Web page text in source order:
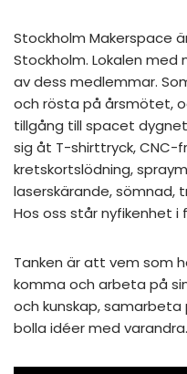
Stockholm Makerspace
Stockholm. Lokalen med
av dess medlemmar.
och rösta på årsmötet,
tillgång till spacet
sig åt T-shirttryck, CNC-
kretskortslödning,
laserskärande, sömnad,
Hos oss står nyfikenhet i
Tanken är att vem som
komma och arbeta på
och kunskap,
bolla idéer med varandra.